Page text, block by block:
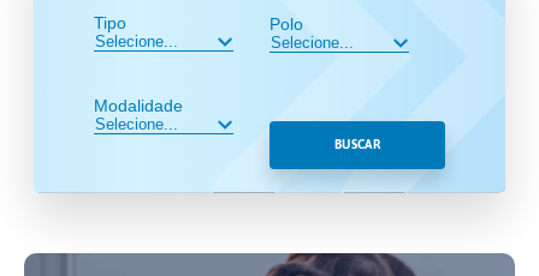
Tipo
Modalidade
Polo
BUSCAR